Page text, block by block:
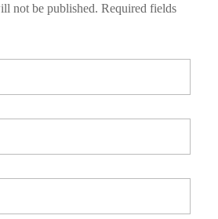
not be published. Required fields